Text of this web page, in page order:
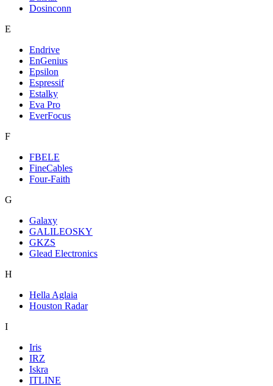
Dosinconn
E
Endrive
EnGenius
Epsilon
Espressif
Estalky
Eva Pro
EverFocus
F
FBELE
FineCables
Four-Faith
G
Galaxy
GALILEOSKY
GKZS
Glead Electronics
H
Hella Aglaia
Houston Radar
I
Iris
IRZ
Iskra
ITLINE